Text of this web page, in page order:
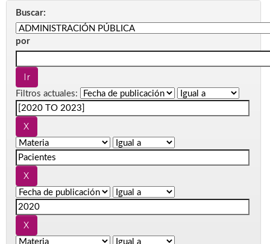
Buscar:
por
Filtros actuales: